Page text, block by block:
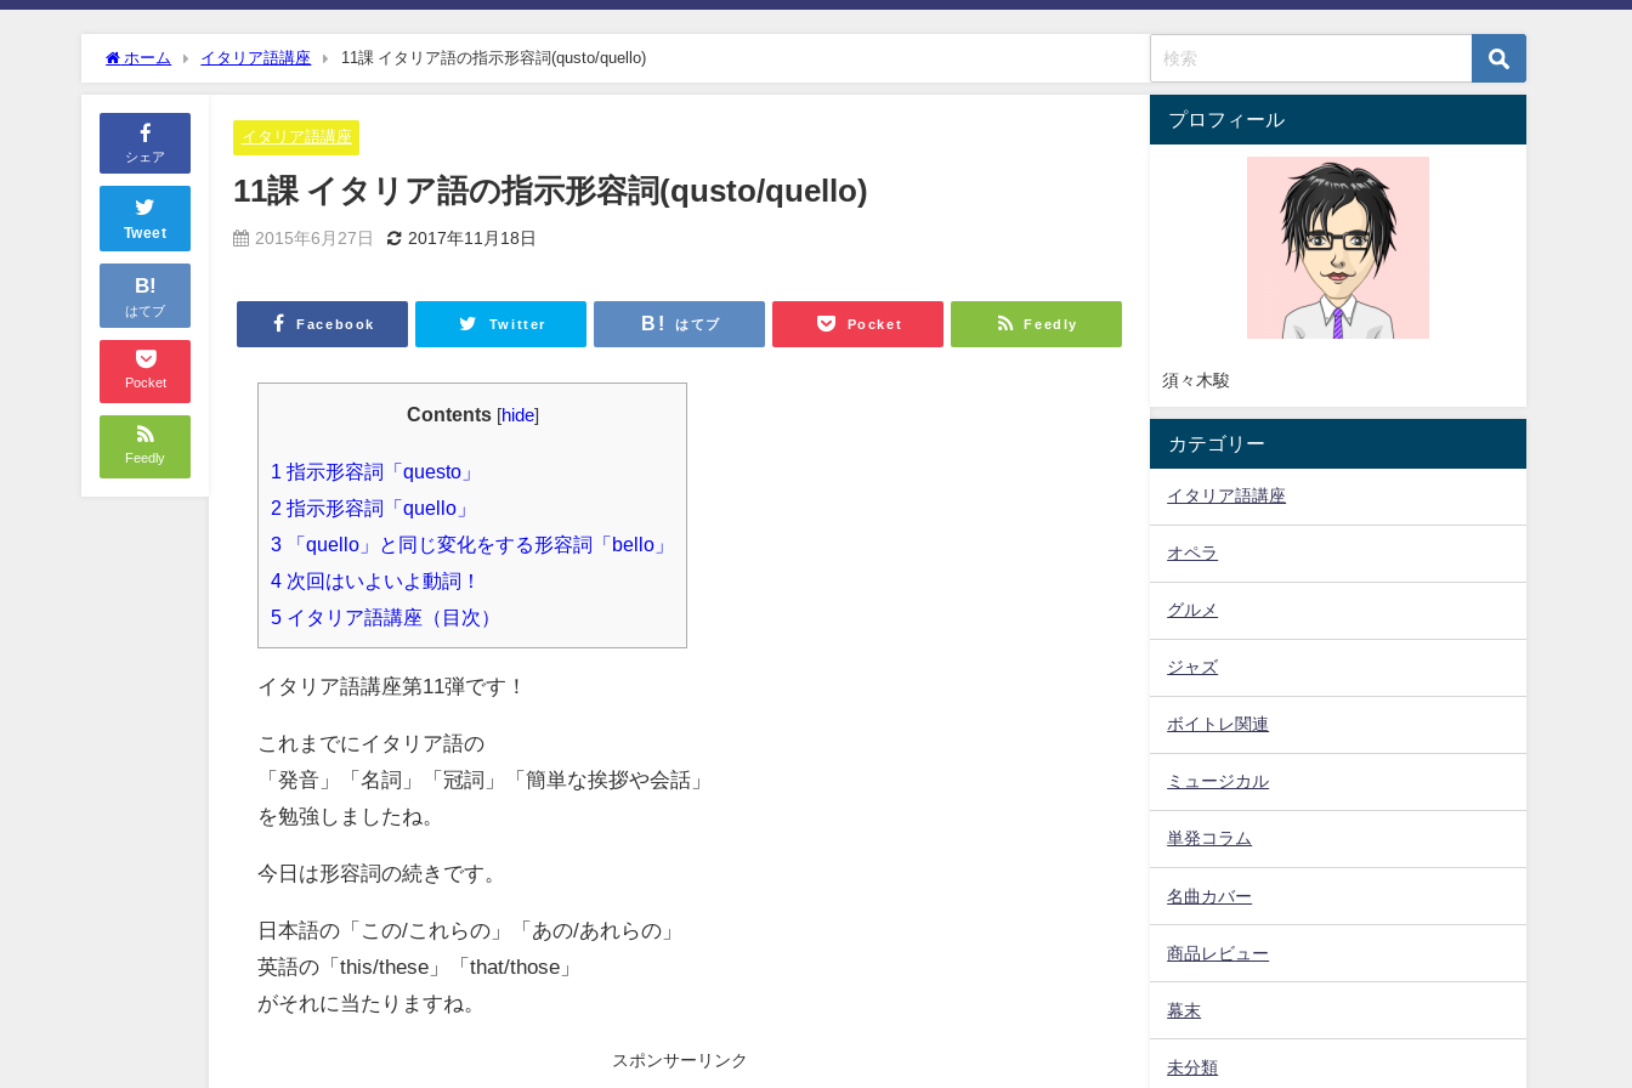
ホーム イタリア語講座 11課 イタリア語の指示形容詞(qusto/quello)
シェア
Tweet
B!
はてブ
Pocket
Feedly
イタリア語講座
11課 イタリア語の指示形容詞(qusto/quello)
2015年6月27日 2017年11月18日
Facebook Twitter はてブ Pocket Feedly
Contents hide]
1 指示形容詞「questo」
2 指示形容詞「quello」
3 「quello」と同じ変化をする形容詞「bello」
4 次回はいよいよ動詞！
5 イタリア語講座（目次）
イタリア語講座第11弾です！
これまでにイタリア語の
「発音」「名詞」「冠詞」「簡単な挨拶や会話」
を勉強しましたね。
今日は形容詞の続きです。
日本語の「この/これらの」「あの/あれらの」
英語の「this/these」「that/those」
がそれに当たりますね。
スポンサーリンク
プロフィール
須々木駿
カテゴリー
イタリア語講座
オペラ
グルメ
ジャズ
ボイトレ関連
ミュージカル
単発コラム
名曲カバー
商品レビュー
幕末
未分類